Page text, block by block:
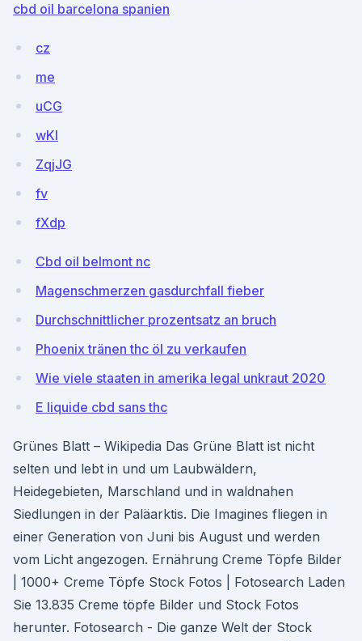
cbd oil barcelona spanien
cz
me
uCG
wKI
ZqjJG
fv
fXdp
Cbd oil belmont nc
Magenschmerzen gasdurchfall fieber
Durchschnittlicher prozentsatz an bruch
Phoenix tränen thc öl zu verkaufen
Wie viele staaten in amerika legal unkraut 2020
E liquide cbd sans thc
Grünes Blatt – Wikipedia Das Grüne Blatt ist nicht
selten und lebt in und um Laubwäldern,
Heidegebieten, Marschland und in waldnahen
Siedlungen in der Paläarktis. Die Imagines fliegen in
einer Generation von Juni bis August und werden
vom Licht angezogen. Ernährung Creme Töpfe Bilder
| 1000+ Creme Töpfe Stock Fotos | Fotosearch Laden
Sie 13.835 Creme töpfe Bilder und Stock Fotos
herunter. Fotosearch - Die ganze Welt der Stock